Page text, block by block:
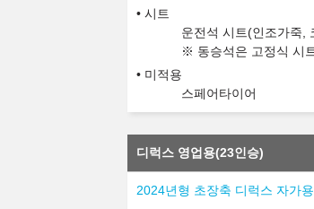
시트
운전석 시트(인조가죽,
※ 동승석은 고정식 시
미적용
스페어타이어
디럭스 영업용(23인승)
2024년형 초장축 디럭스 자가